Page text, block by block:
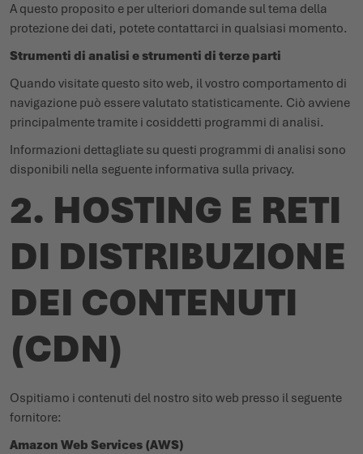
A questo proposito e per ulteriori domande sul tema della
protezione dei dati, potete contattarci in qualsiasi momento.
Strumenti di analisi e strumenti di terze parti
Quando visitate questo sito web, il vostro comportamento di
navigazione può essere valutato statisticamente. Ciò avviene
principalmente tramite i cosiddetti programmi di analisi.
Informazioni dettagliate su questi programmi di analisi sono
disponibili nella seguente informativa sulla privacy.
2. HOSTING E RETI
DI DISTRIBUZIONE
DEI CONTENUTI
(CDN)
Ospitiamo i contenuti del nostro sito web presso il seguente
fornitore:
Amazon Web Services (AWS)